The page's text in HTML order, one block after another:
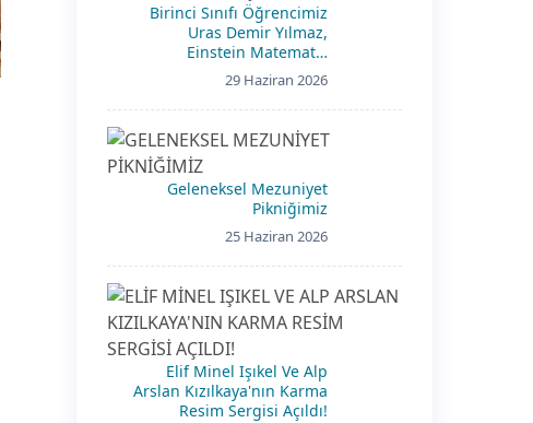
Birinci Sınıfı Öğrencimiz
Uras Demir Yılmaz,
Einstein Matematik
Yarışması’Nda
29 Haziran 2026
Geleneksel Mezuniyet
Pikniğimiz
25 Haziran 2026
Elif Minel Işıkel Ve Alp
Arslan Kızılkaya'nın Karma
Resim Sergisi Açıldı!